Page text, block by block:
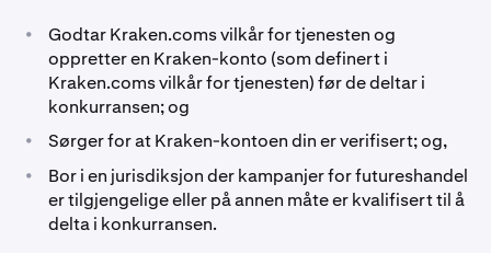
•
Godtar Kraken.coms vilkår for tjenesten og
oppretter en Kraken-konto (som definert i
Kraken.coms vilkår for tjenesten) før de deltar i
konkurransen; og
• Sørger for at Kraken-kontoen din er verifisert; og,
•
Bor i en jurisdiksjon der kampanjer for futureshandel
er tilgjengelige eller på annen måte er kvalifisert til å
delta i konkurransen.